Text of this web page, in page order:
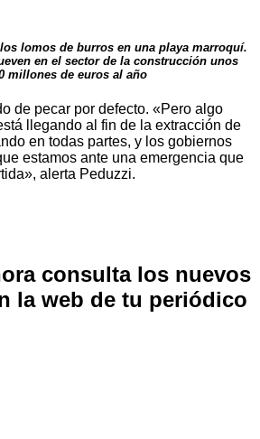
los lomos de burros en una playa marroquí.
en el sector de la construcción unos
millones de euros al año
de pecar por defecto. «Pero algo
llegando al fin de la extracción de
en todas partes, y los gobiernos
estamos ante una emergencia que
alerta Peduzzi.
consulta los nuevos
la web de tu periódico